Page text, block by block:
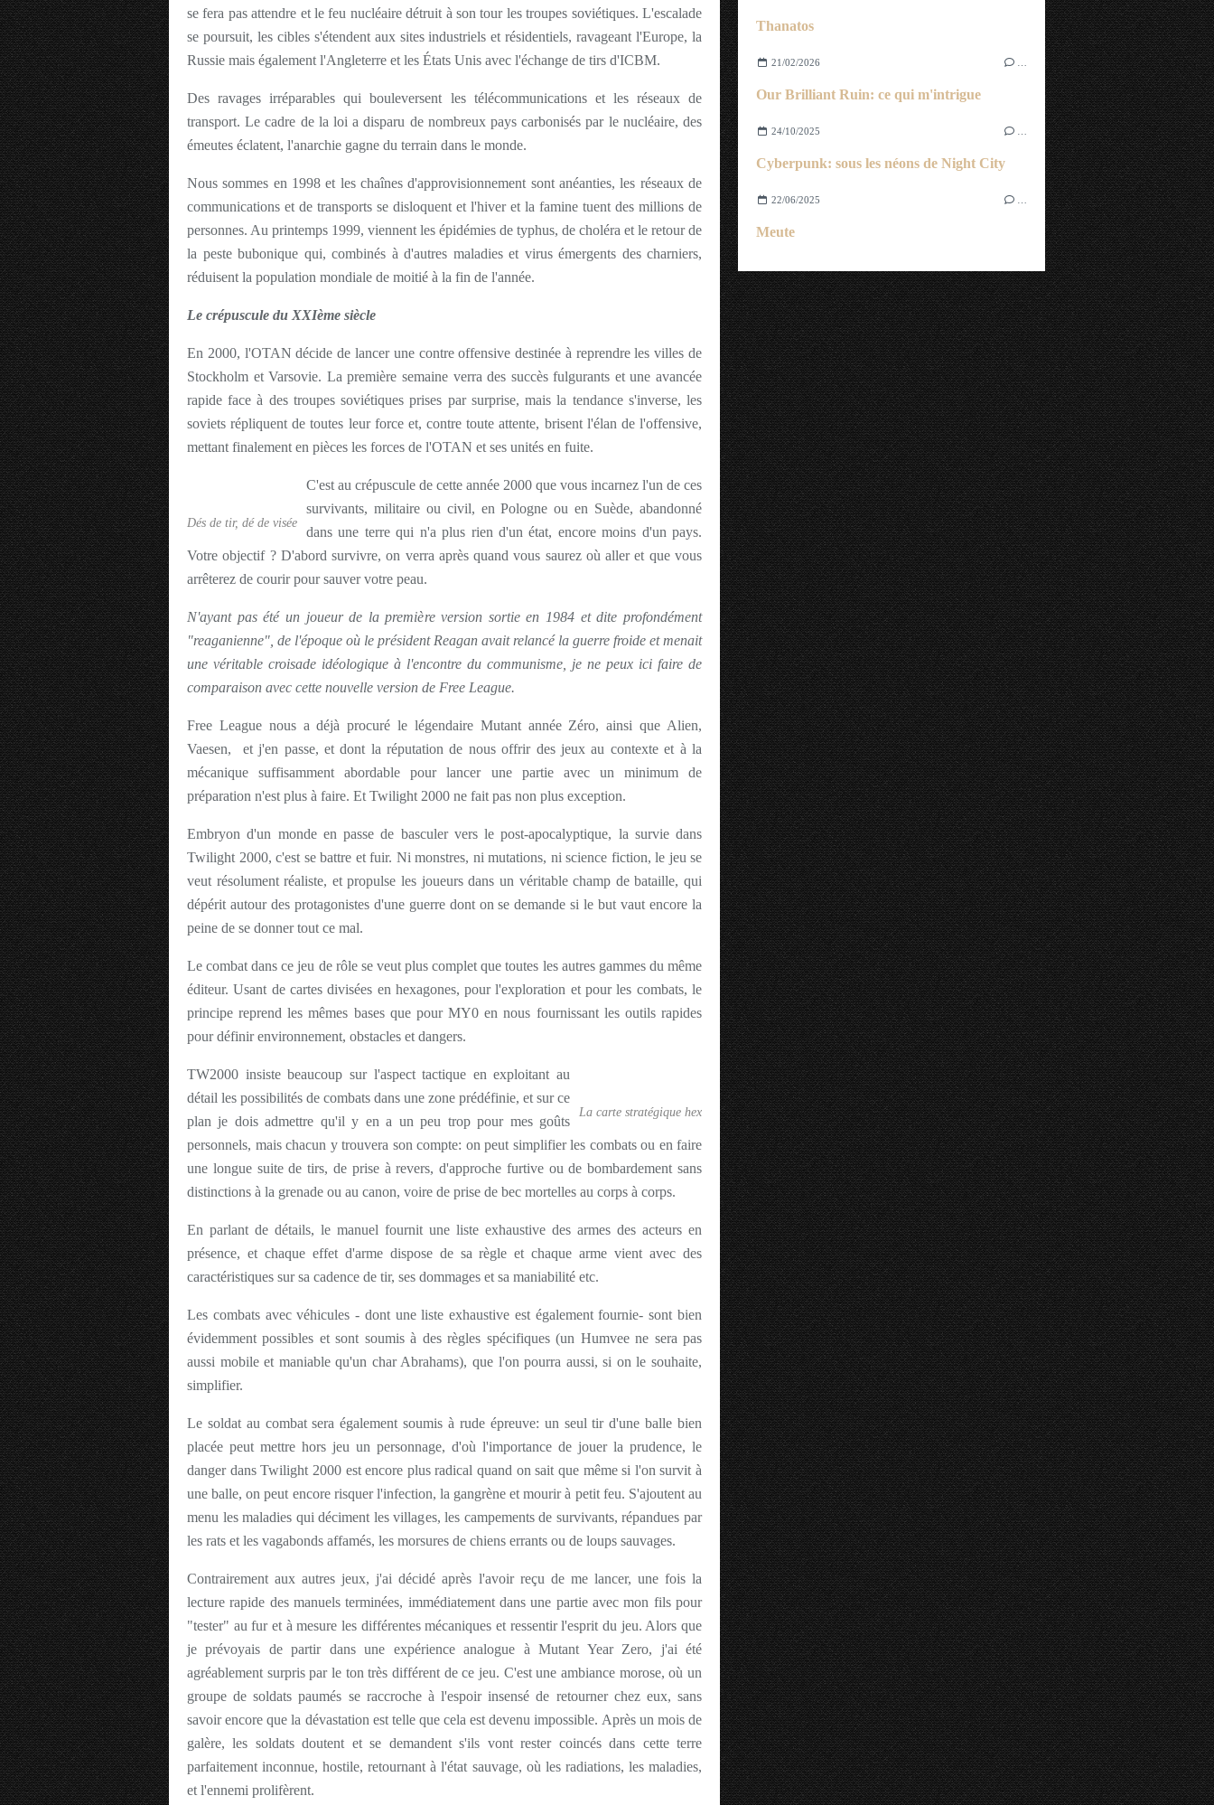
se fera pas attendre et le feu nucléaire détruit à son tour les troupes soviétiques. L'escalade
se poursuit, les cibles s'étendent aux sites industriels et résidentiels, ravageant l'Europe, la
Russie mais également l'Angleterre et les États Unis avec l'échange de tirs d'ICBM.
Des ravages irréparables qui bouleversent les télécommunications et les réseaux de
transport. Le cadre de la loi a disparu de nombreux pays carbonisés par le nucléaire, des
émeutes éclatent, l'anarchie gagne du terrain dans le monde.
Nous sommes en 1998 et les chaînes d'approvisionnement sont anéanties, les réseaux de
communications et de transports se disloquent et l'hiver et la famine tuent des millions de
personnes. Au printemps 1999, viennent les épidémies de typhus, de choléra et le retour de
la peste bubonique qui, combinés à d'autres maladies et virus émergents des charniers,
réduisent la population mondiale de moitié à la fin de l'année.
Le crépuscule du XXIème siècle
En 2000, l'OTAN décide de lancer une contre offensive destinée à reprendre les villes de
Stockholm et Varsovie. La première semaine verra des succès fulgurants et une avancée
rapide face à des troupes soviétiques prises par surprise, mais la tendance s'inverse, les
soviets répliquent de toutes leur force et, contre toute attente, brisent l'élan de l'offensive,
mettant finalement en pièces les forces de l'OTAN et ses unités en fuite.
Dés de tir, dé de visée
C'est au crépuscule de cette année 2000 que vous incarnez l'un de ces
survivants, militaire ou civil, en Pologne ou en Suède, abandonné
dans une terre qui n'a plus rien d'un état, encore moins d'un pays.
Votre objectif ? D'abord survivre, on verra après quand vous saurez où aller et que vous
arrêterez de courir pour sauver votre peau.
N'ayant pas été un joueur de la première version sortie en 1984 et dite profondément
"reaganienne", de l'époque où le président Reagan avait relancé la guerre froide et menait
une véritable croisade idéologique à l'encontre du communisme, je ne peux ici faire de
comparaison avec cette nouvelle version de Free League.
Free League nous a déjà procuré le légendaire Mutant année Zéro, ainsi que Alien,
Vaesen, et j'en passe, et dont la réputation de nous offrir des jeux au contexte et à la
mécanique suffisamment abordable pour lancer une partie avec un minimum de
préparation n'est plus à faire. Et Twilight 2000 ne fait pas non plus exception.
Embryon d'un monde en passe de basculer vers le post-apocalyptique, la survie dans
Twilight 2000, c'est se battre et fuir. Ni monstres, ni mutations, ni science fiction, le jeu se
veut résolument réaliste, et propulse les joueurs dans un véritable champ de bataille, qui
dépérit autour des protagonistes d'une guerre dont on se demande si le but vaut encore la
peine de se donner tout ce mal.
Le combat dans ce jeu de rôle se veut plus complet que toutes les autres gammes du même
éditeur. Usant de cartes divisées en hexagones, pour l'exploration et pour les combats, le
principe reprend les mêmes bases que pour MY0 en nous fournissant les outils rapides
pour définir environnement, obstacles et dangers.
La carte stratégique hex
TW2000 insiste beaucoup sur l'aspect tactique en exploitant au
détail les possibilités de combats dans une zone prédéfinie, et sur ce
plan je dois admettre qu'il y en a un peu trop pour mes goûts
personnels, mais chacun y trouvera son compte: on peut simplifier les combats ou en faire
une longue suite de tirs, de prise à revers, d'approche furtive ou de bombardement sans
distinctions à la grenade ou au canon, voire de prise de bec mortelles au corps à corps.
En parlant de détails, le manuel fournit une liste exhaustive des armes des acteurs en
présence, et chaque effet d'arme dispose de sa règle et chaque arme vient avec des
caractéristiques sur sa cadence de tir, ses dommages et sa maniabilité etc.
Les combats avec véhicules - dont une liste exhaustive est également fournie- sont bien
évidemment possibles et sont soumis à des règles spécifiques (un Humvee ne sera pas
aussi mobile et maniable qu'un char Abrahams), que l'on pourra aussi, si on le souhaite,
simplifier.
Le soldat au combat sera également soumis à rude épreuve: un seul tir d'une balle bien
placée peut mettre hors jeu un personnage, d'où l'importance de jouer la prudence, le
danger dans Twilight 2000 est encore plus radical quand on sait que même si l'on survit à
une balle, on peut encore risquer l'infection, la gangrène et mourir à petit feu. S'ajoutent au
menu les maladies qui déciment les villages, les campements de survivants, répandues par
les rats et les vagabonds affamés, les morsures de chiens errants ou de loups sauvages.
Contrairement aux autres jeux, j'ai décidé après l'avoir reçu de me lancer, une fois la
lecture rapide des manuels terminées, immédiatement dans une partie avec mon fils pour
"tester" au fur et à mesure les différentes mécaniques et ressentir l'esprit du jeu. Alors que
je prévoyais de partir dans une expérience analogue à Mutant Year Zero, j'ai été
agréablement surpris par le ton très différent de ce jeu. C'est une ambiance morose, où un
groupe de soldats paumés se raccroche à l'espoir insensé de retourner chez eux, sans
savoir encore que la dévastation est telle que cela est devenu impossible. Après un mois de
galère, les soldats doutent et se demandent s'ils vont rester coincés dans cette terre
parfaitement inconnue, hostile, retournant à l'état sauvage, où les radiations, les maladies,
et l'ennemi prolifèrent.
Thanatos
21/02/2026
Our Brilliant Ruin: ce qui m'intrigue
24/10/2025
Cyberpunk: sous les néons de Night City
22/06/2025
Meute